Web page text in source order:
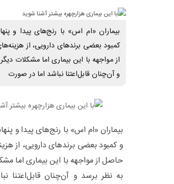
بیماران «ام اس» با رنج‌های پیدا و
کمبود بعضی برندهای دارویی، از
از مواجهه با این بیماری اما مشکلات
و آن‌چنان قابل‌اعتنا نباشد اما در صورت
بیماران «ام اس» با رنج‌های پیدا و
و کمبود بعضی برندهای دارویی، از
حاصل از مواجهه با این بیماری اما
به نظر برسد و آن‌چنان قابل‌اعتنا